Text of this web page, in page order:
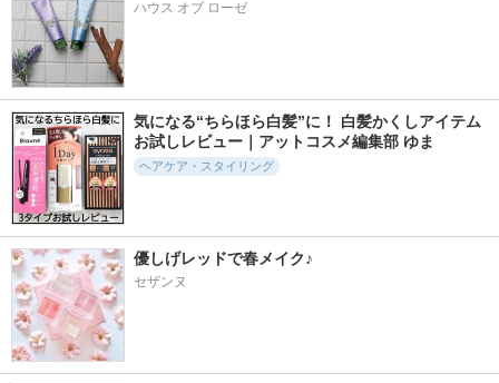
ハウス オブ ローゼ
気になる“ちらほら白髪”に！ 白髪かくしアイテム
お試しレビュー｜アットコスメ編集部 ゆま
ヘアケア・スタイリング
優しげレッドで春メイク♪
セザンヌ